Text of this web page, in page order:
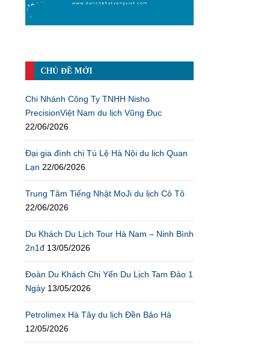
CHỦ ĐỀ MỚI
Chi Nhánh Công Ty TNHH Nisho
PrecisionViệt Nam du lịch Vũng Đục
22/06/2026
Đại gia đình chị Tú Lệ Hà Nội du lịch Quan
Lạn 22/06/2026
Trung Tâm Tiếng Nhật MoJi du lịch Cô Tô
22/06/2026
Du Khách Du Lịch Tour Hà Nam – Ninh Bình
2n1đ 13/05/2026
Đoàn Du Khách Chị Yến Du Lịch Tam Đảo 1
Ngày 13/05/2026
Petrolimex Hà Tây du lịch Đền Bảo Hà
12/05/2026